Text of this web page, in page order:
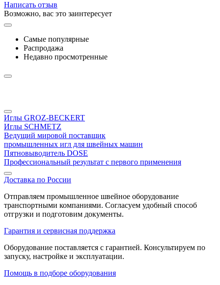
Написать отзыв
Возможно, вас это заинтересует
Самые популярные
Распродажа
Недавно просмотренные
Иглы GROZ-BECKERT
Иглы SCHMETZ
Ведущий мировой поставщик
промышленных игл для швейных машин
Пятновыводитель DOSE
Профессиональный результат с первого применения
Доставка по России
Отправляем промышленное швейное оборудование
транспортными компаниями. Согласуем удобный способ
отгрузки и подготовим документы.
Гарантия и сервисная поддержка
Оборудование поставляется с гарантией. Консультируем по
запуску, настройке и эксплуатации.
Помощь в подборе оборудования